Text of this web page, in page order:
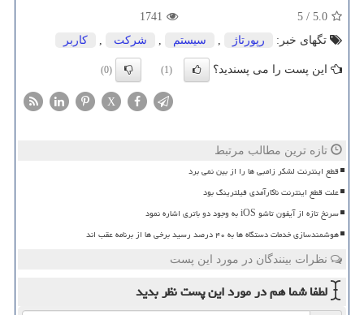
5.0
/
5
1741
تگهای خبر:
رپورتاژ سیستم شركت كاربر
این پست را می پسندید؟ (1)
(0)
X
تازه ترین مطالب مرتبط
قطع اینترنت لشکر زامبی ها را از بین نمی برد
علت قطع اینترنت ناکارآمدی فیلترینگ بود
سرنخ تازه از آیفون تاشو iOS به وجود دو باتری اشاره نمود
هوشمندسازی خدمات دستگاه ها به ۴۰ درصد رسید برخی ها از برنامه عقب اند
نظرات بینندگان در مورد این پست
لطفا شما همدر مورد این پستنظر بدید